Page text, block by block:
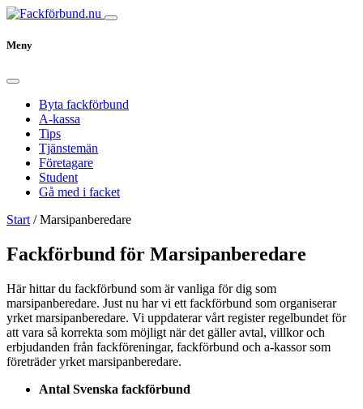
Meny
Byta fackförbund
A-kassa
Tips
Tjänstemän
Företagare
Student
Gå med i facket
Start /Marsipanberedare
Fackförbund för Marsipanberedare
Här hittar du fackförbund som är vanliga för dig som
marsipanberedare. Just nu har vi ett fackförbund som organiserar
yrket marsipanberedare. Vi uppdaterar vårt register regelbundet för
att vara så korrekta som möjligt när det gäller avtal, villkor och
erbjudanden från fackföreningar, fackförbund och a-kassor som
företräder yrket marsipanberedare.
Antal Svenska fackförbund